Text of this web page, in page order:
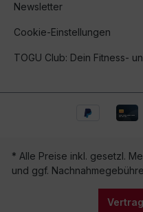
Newsletter
Cookie-Einstellungen
TOGU Club: Dein Fitness-
* Alle Preise inkl. gesetzl.
und ggf.